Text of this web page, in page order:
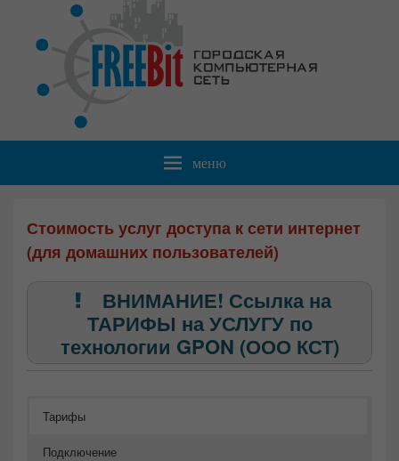
меню
Стоимость услуг доступа к сети интернет
(для домашних пользователей)
ВНИМАНИЕ! Ссылка на
ТАРИФЫ на УСЛУГУ по
технологии GPON (ООО КСТ)
Тарифы
Подключение